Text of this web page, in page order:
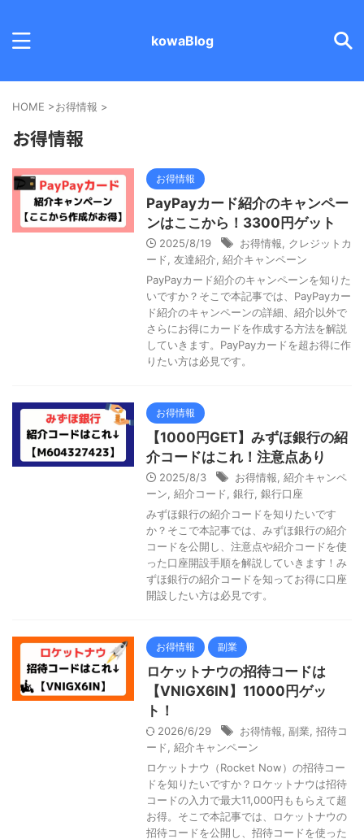
kowaBlog
HOME >お得情報 >
お得情報
お得情報
PayPayカード紹介のキャンペー
ンはここから！3300円ゲット
2025/8/19 お得情報
クレジットカ
ード
友達紹介 紹介キャンペーン
PayPayカード紹介のキャンペーンを知りた
いですか？そこで本記事では、PayPayカー
ド紹介のキャンペーンの詳細、紹介以外で
さらにお得にカードを作成する方法を解説
していきます。PayPayカードを超お得に作
りたい方は必見です。
お得情報
【1000円GET】みずほ銀行の紹
介コードはこれ！注意点あり
2025/8/3 お得情報 紹介キャンペ
ーン 紹介コード 銀行 銀行口座
みずほ銀行の紹介コードを知りたいです
か？そこで本記事では、みずほ銀行の紹介
コードを公開し、注意点や紹介コードを使
った口座開設手順を解説していきます！み
ずほ銀行の紹介コードを知ってお得に口座
開設したい方は必見です。
お得情報 副業
ロケットナウの招待コードは
【VNIGX6IN】11000円ゲッ
ト！
2026/6/29 お得情報 副業 招待コ
ード
紹介キャンペーン
ロケットナウ（Rocket Now）の招待コー
ドを知りたいですか？ロケットナウは招待
コードの入力で最大11,000円ももらえて超
お得。そこで本記事では、ロケットナウの
招待コードを公開し、招待コードを使った